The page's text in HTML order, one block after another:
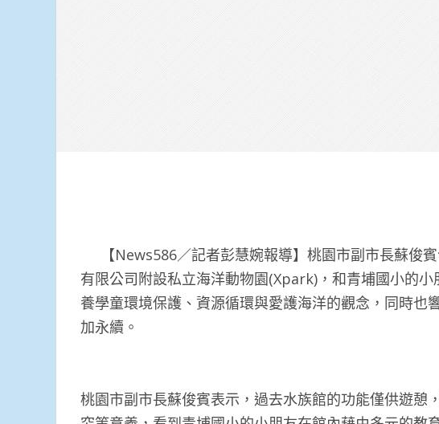
【News586／記者彭慧婉報導】桃園市副市長蘇俊
有限公司附設私立海洋動物園(Xpark)，和青埔國小的
養學童環境保護、資源循環與愛護海洋的觀念，同時也
加永續。
桃園市副市長蘇俊賓表示，過去水族館的功能僅供遊憩